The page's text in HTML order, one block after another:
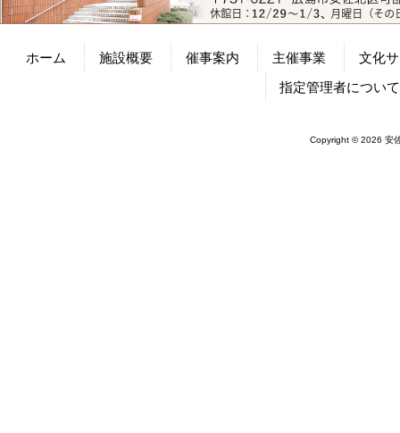
ホーム 施設概要 催事案内 主催事業
文化
指定管理者について
Copyright © 2026 安